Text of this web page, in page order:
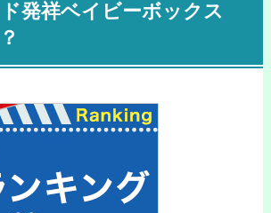
発祥ベイビーボックス